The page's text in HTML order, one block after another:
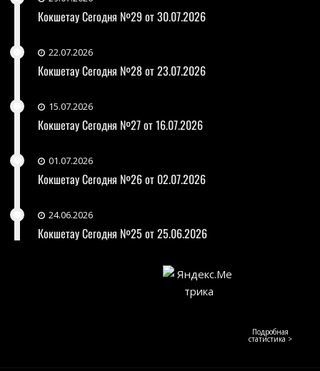
Кокшетау Сегодня №29 от 30.07.2026
22.07.2026
Кокшетау Сегодня №28 от 23.07.2026
15.07.2026
Кокшетау Сегодня №27 от 16.07.2026
01.07.2026
Кокшетау Сегодня №26 от 02.07.2026
24.06.2026
Кокшетау Сегодня №25 от 25.06.2026
Подробная
статистика >